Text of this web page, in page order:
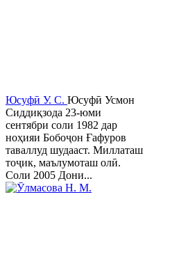
Юсуфӣ У. C. Юсуфӣ Усмон
Сиддиқзода 23-юми
сентябри соли 1982 дар
ноҳияи Бобоҷон Ғафуров
таваллуд шудааст. Миллаташ
тоҷик, маълумоташ олӣ.
Соли 2005 Дони...